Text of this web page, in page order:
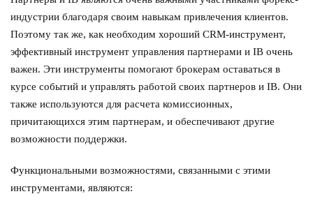
индустрии благодаря своим навыкам привлечения клиентов.
Поэтому так же, как необходим хороший CRM-инструмент,
эффективный инструмент управления партнерами и IB очень
важен. Эти инструменты помогают брокерам оставаться в
курсе событий и управлять работой своих партнеров и IB. Они
также используются для расчета комиссионных,
причитающихся этим партнерам, и обеспечивают другие
возможности поддержки.
Функциональными возможностями, связанными с этими
инструментами, являются: